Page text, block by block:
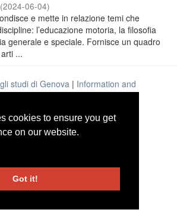
cookies to ensure you get
on our website.
Got it!
cookies to ensure you get
on our website.
Got it!
(2024-06-04)
e mette in relazione temi che
l’educazione motoria, la filosofia
generale e speciale. Fornisce un quadro
...
studi di Genova | Information and